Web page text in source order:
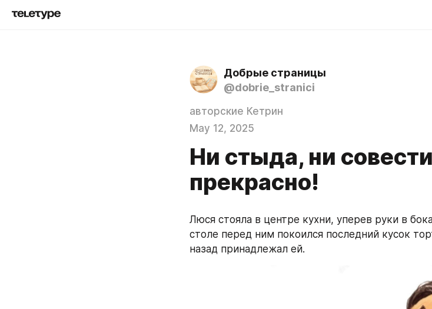
Добрые страницы
@dobrie_stranici
авторские Кетрин
May 12, 2025
Ни стыда, ни совести
прекрасно!
Люся стояла в центре кухни, уперев руки в
столе перед ним покоился последний кусок
назад принадлежал ей.